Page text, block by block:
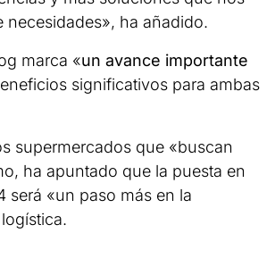
ha añadido.
marca «un avance importante
significativos para ambas
supermercados que «buscan
ha apuntado que la puesta en
será «un paso más en la